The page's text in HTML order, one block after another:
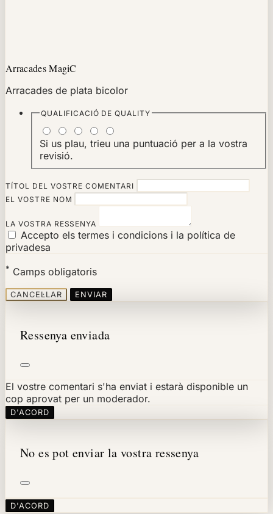
Arracades MagiC
Arracades de plata bicolor
QUALIFICACIÓ DEQUALITY
Si us plau, trieu una puntuació per a la vostra
revisió.
TÍTOL DEL VOSTRE COMENTARI
EL VOSTRE NOM
LA VOSTRA RESSENYA
Accepto els termes i condicions i la política de
privadesa
* Camps obligatoris
CANCEL·LAR ENVIAR
Ressenya enviada
El vostre comentari s'ha enviat i estarà disponible un
cop aprovat per un moderador.
D'ACORD
No es pot enviar la vostra ressenya
D'ACORD